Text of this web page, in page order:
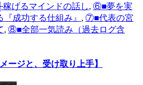
├稼げるマインドの話し, ⑥■夢を実
成功する仕組み』 , ⑦■代表の宮
, ⑧■全部一気読み（過去ログ含
ージと、受け取り上手】